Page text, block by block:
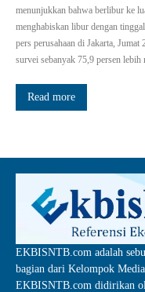
menunjukkan bahwa berlibur ke
menghabiskan libur dengan
pers perusahaan di Jakarta,
survei sebanyak 75,9 persen lebih
Read more
EKBISNTB.com adalah
bagian dari Kelompok
EKBISNTB.com didirikan